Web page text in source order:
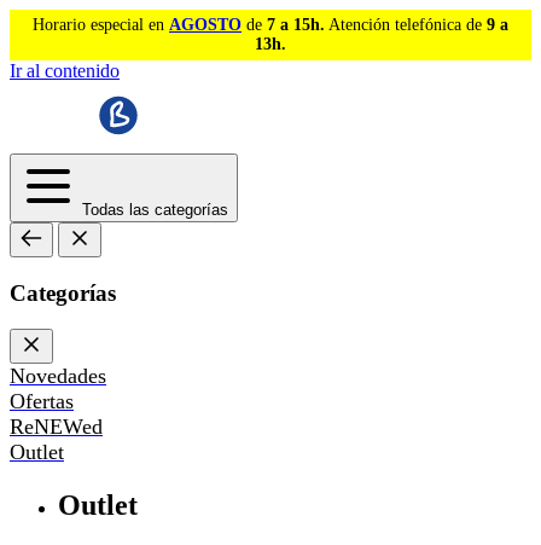
Horario especial en AGOSTO de 7 a 15h. Atención telefónica de 9 a
13h.
Ir al contenido
Todas las categorías
Categorías
Novedades
Ofertas
ReNEWed
Outlet
Outlet